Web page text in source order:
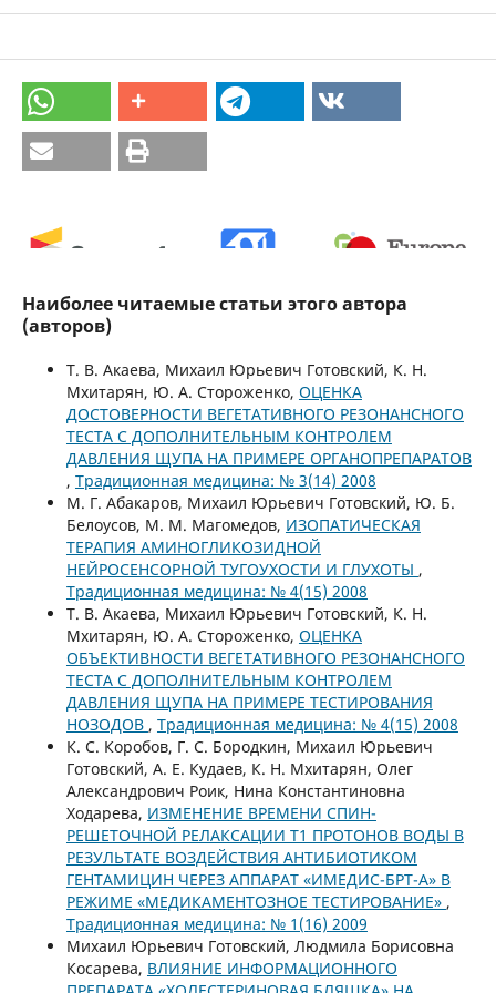
0 0
Наиболее читаемые статьи этого автора
(авторов)
Т. В. Акаева, Михаил Юрьевич Готовский, К. Н.
Мхитарян, Ю. А. Стороженко, ОЦЕНКА
ДОСТОВЕРНОСТИ ВЕГЕТАТИВНОГО РЕЗОНАНСНОГО
ТЕСТА С ДОПОЛНИТЕЛЬНЫМ КОНТРОЛЕМ
ДАВЛЕНИЯ ЩУПА НА ПРИМЕРЕ ОРГАНОПРЕПАРАТОВ
, Традиционная медицина: № 3(14) 2008
М. Г. Абакаров, Михаил Юрьевич Готовский, Ю. Б.
Белоусов, М. М. Магомедов, ИЗОПАТИЧЕСКАЯ
ТЕРАПИЯ АМИНОГЛИКОЗИДНОЙ
НЕЙРОСЕНСОРНОЙ ТУГОУХОСТИ И ГЛУХОТЫ ,
Традиционная медицина: № 4(15) 2008
Т. В. Акаева, Михаил Юрьевич Готовский, К. Н.
Мхитарян, Ю. А. Стороженко, ОЦЕНКА
ОБЪЕКТИВНОСТИ ВЕГЕТАТИВНОГО РЕЗОНАНСНОГО
ТЕСТА С ДОПОЛНИТЕЛЬНЫМ КОНТРОЛЕМ
ДАВЛЕНИЯ ЩУПА НА ПРИМЕРЕ ТЕСТИРОВАНИЯ
НОЗОДОВ , Традиционная медицина: № 4(15) 2008
К. С. Коробов, Г. С. Бородкин, Михаил Юрьевич
Готовский, А. Е. Кудаев, К. Н. Мхитарян, Олег
Александрович Роик, Нина Константиновна
Ходарева, ИЗМЕНЕНИЕ ВРЕМЕНИ СПИН-
РЕШЕТОЧНОЙ РЕЛАКСАЦИИ Т1 ПРОТОНОВ ВОДЫ В
РЕЗУЛЬТАТЕ ВОЗДЕЙСТВИЯ АНТИБИОТИКОМ
ГЕНТАМИЦИН ЧЕРЕЗ АППАРАТ «ИМЕДИС-БРТ-А» В
РЕЖИМЕ «МЕДИКАМЕНТОЗНОЕ ТЕСТИРОВАНИЕ» ,
Традиционная медицина: № 1(16) 2009
Михаил Юрьевич Готовский, Людмила Борисовна
Косарева, ВЛИЯНИЕ ИНФОРМАЦИОННОГО